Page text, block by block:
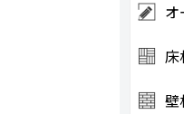
オ
床
壁